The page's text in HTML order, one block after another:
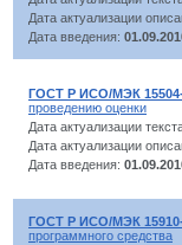
Дата актуализации
Дата введения:
ГОСТ Р ИСО/МЭК 15504-
проведению оценки
Дата актуализации
Дата актуализации
Дата введения:
ГОСТ Р ИСО/МЭК
программного средства